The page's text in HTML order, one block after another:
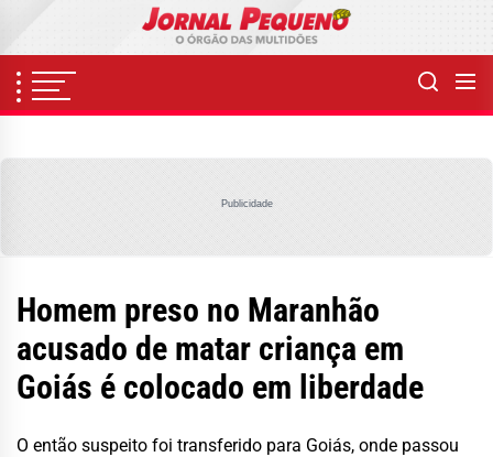
content
Publicidade
Homem preso no Maranhão
acusado de matar criança em
Goiás é colocado em liberdade
O então suspeito foi transferido para Goiás, onde passou